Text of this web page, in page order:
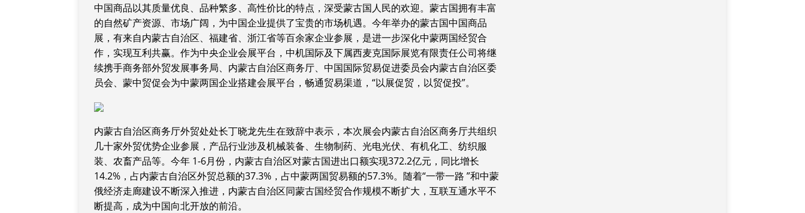
中国商品以其质量优良、品种繁多、高性价比的特点，深受蒙古国人民的欢迎。蒙古国拥有丰富
的自然矿产资源、市场广阔，为中国企业提供了宝贵的市场机遇。今年举办的蒙古国中国商品
展，有来自内蒙古自治区、福建省、浙江省等百余家企业参展，是进一步深化中蒙两国经贸合
作，实现互利共赢。作为中央企业会展平台，中机国际及下属西麦克国际展览有限责任公司将继
续携手商务部外贸发展事务局、内蒙古自治区商务厅、中国国际贸易促进委员会内蒙古自治区委
员会、蒙中贸促会为中蒙两国企业搭建会展平台，畅通贸易渠道，“以展促贸，以贸促投”。
内蒙古自治区商务厅外贸处处长丁晓龙先生在致辞中表示，本次展会内蒙古自治区商务厅共组织
几十家外贸优势企业参展，产品行业涉及机械装备、生物制药、光电光伏、有机化工、纺织服
装、农畜产品等。今年 1-6月份，内蒙古自治区对蒙古国进出口额实现372.2亿元，同比增长
14.2%，占内蒙古自治区外贸总额的37.3%，占中蒙两国贸易额的57.3%。随着“一带一路 ”和中蒙
俄经济走廊建设不断深入推进，内蒙古自治区同蒙古国经贸合作规模不断扩大，互联互通水平不
断提高，成为中国向北开放的前沿。